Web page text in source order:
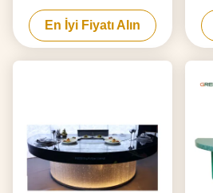
Temizleme İhtiyaçlarınıza
göre Özel
En İyi Fiyatı Alın